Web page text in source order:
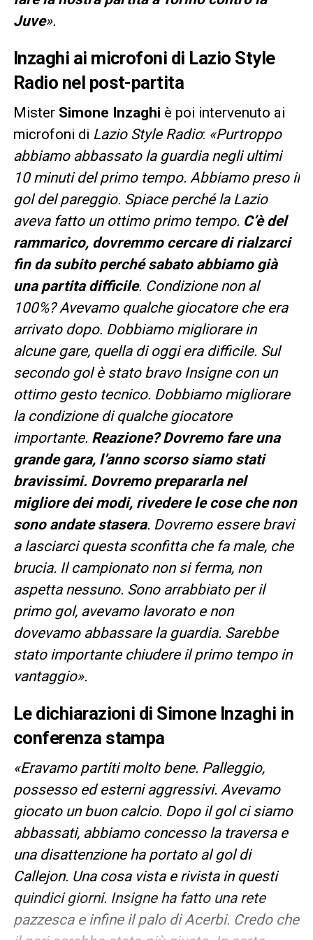
Juve».
Inzaghi ai microfoni di Lazio Style
Radio nel post-partita
Mister Simone Inzaghi è poi intervenuto ai
microfoni di Lazio Style Radio: «Purtroppo
abbiamo abbassato la guardia negli ultimi
10 minuti del primo tempo. Abbiamo preso il
gol del pareggio. Spiace perché la Lazio
aveva fatto un ottimo primo tempo. C’è del
rammarico, dovremmo cercare di rialzarci
fin da subito perché sabato abbiamo già
una partita difficile. Condizione non al
100%? Avevamo qualche giocatore che era
arrivato dopo. Dobbiamo migliorare in
alcune gare, quella di oggi era difficile. Sul
secondo gol è stato bravo Insigne con un
ottimo gesto tecnico. Dobbiamo migliorare
la condizione di qualche giocatore
importante. Reazione? Dovremo fare una
grande gara, l’anno scorso siamo stati
bravissimi. Dovremo prepararla nel
migliore dei modi, rivedere le cose che non
sono andate stasera. Dovremo essere bravi
a lasciarci questa sconfitta che fa male, che
brucia. Il campionato non si ferma, non
aspetta nessuno. Sono arrabbiato per il
primo gol, avevamo lavorato e non
dovevamo abbassare la guardia. Sarebbe
stato importante chiudere il primo tempo in
vantaggio».
Le dichiarazioni di Simone Inzaghi in
conferenza stampa
«Eravamo partiti molto bene. Palleggio,
possesso ed esterni aggressivi. Avevamo
giocato un buon calcio. Dopo il gol ci siamo
abbassati, abbiamo concesso la traversa e
una disattenzione ha portato al gol di
Callejon. Una cosa vista e rivista in questi
quindici giorni. Insigne ha fatto una rete
pazzesca e infine il palo di Acerbi. Credo che